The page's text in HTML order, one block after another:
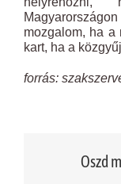
mozgalom, ha a
kart, ha a
forrás:
Oszd